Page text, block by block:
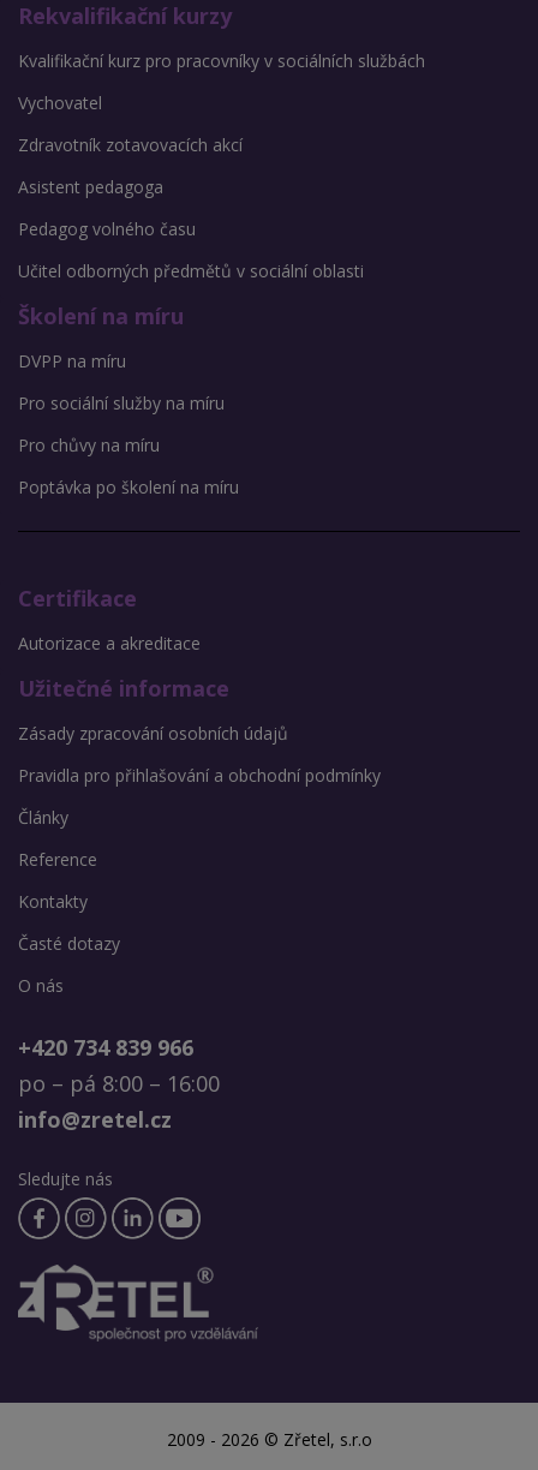
Rekvalifikační kurzy
Kvalifikační kurz pro pracovníky v sociálních službách
Vychovatel
Zdravotník zotavovacích akcí
Asistent pedagoga
Pedagog volného času
Učitel odborných předmětů v sociální oblasti
Školení na míru
DVPP na míru
Pro sociální služby na míru
Pro chůvy na míru
Poptávka po školení na míru
Certifikace
Autorizace a akreditace
Užitečné informace
Zásady zpracování osobních údajů
Pravidla pro přihlašování a obchodní podmínky
Články
Reference
Kontakty
Časté dotazy
O nás
+420 734 839 966
po – pá 8:00 – 16:00
info@zretel.cz
Sledujte nás
2009 - 2026 © Zřetel, s.r.o